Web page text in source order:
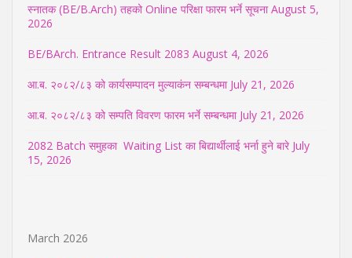
स्नातक (BE/B.Arch) तहको Online परिक्षा फारम भर्ने सूचना August 5,
2026
BE/BArch. Entrance Result 2083 August 4, 2026
आ.ब. २०८२/८३ को कार्यसम्पादन मुल्याकंन सम्बन्धमा July 21, 2026
आ.ब. २०८२/८३ को सम्पति विवरण फारम भर्ने सम्बन्धमा July 21, 2026
2082 Batch समुहका Waiting List का बिद्यार्थीलाई भर्ना हुने बारे July
15, 2026
March 2026